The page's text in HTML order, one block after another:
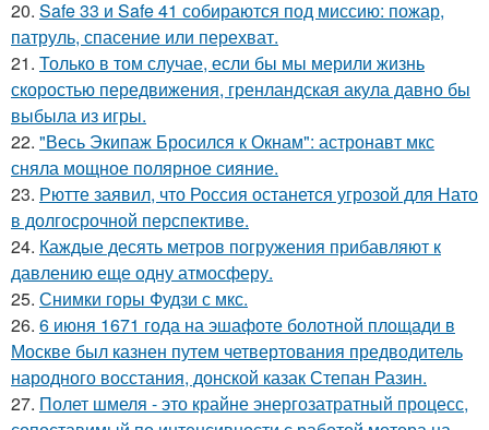
20. Safe 33 и Safe 41 собираются под миссию: пожар,
патруль, спасение или перехват.
21. Только в том случае, если бы мы мерили жизнь
скоростью передвижения, гренландская акула давно бы
выбыла из игры.
22. "Весь Экипаж Бросился к Окнам": астронавт мкс
сняла мощное полярное сияние.
23. Рютте заявил, что Россия останется угрозой для Нато
в долгосрочной перспективе.
24. Каждые десять метров погружения прибавляют к
давлению еще одну атмосферу.
25. Снимки горы Фудзи с мкс.
26. 6 июня 1671 года на эшафоте болотной площади в
Москве был казнен путем четвертования предводитель
народного восстания, донской казак Степан Разин.
27. Полет шмеля - это крайне энергозатратный процесс,